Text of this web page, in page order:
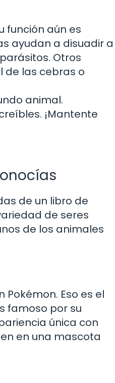
función aún es
ayudan a disuadir a
Otros
de las cebras o
animal.
¡Mantente
de un libro de
de seres
de los animales
Eso es el
famoso por su
única con
en una mascota